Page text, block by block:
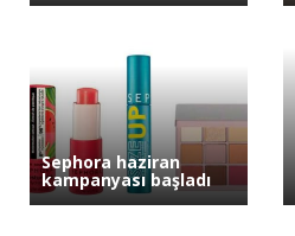
Sephora haziran
kampanyası başladı